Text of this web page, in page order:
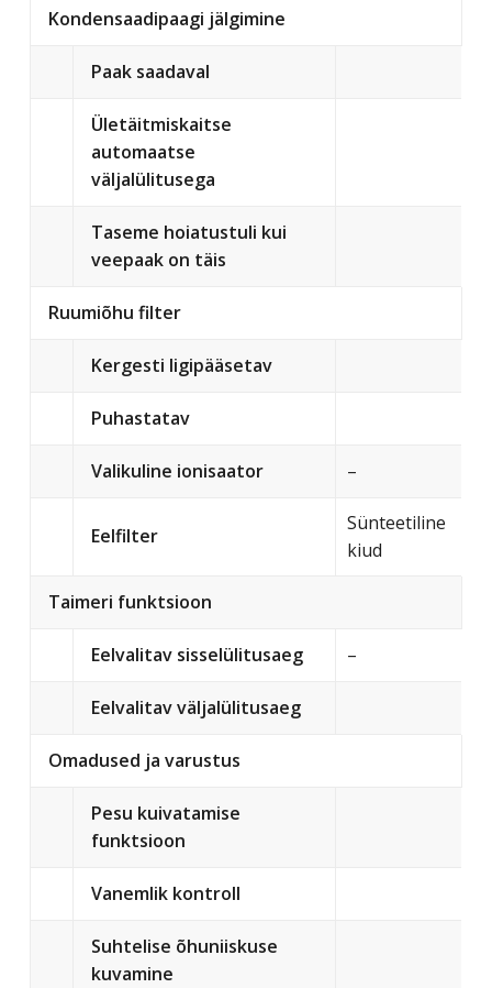
Kondensaadipaagi jälgimine
Paak saadaval
Ületäitmiskaitse
automaatse
väljalülitusega
Taseme hoiatustuli kui
veepaak on täis
Ruumiõhu filter
Kergesti ligipääsetav
Puhastatav
Valikuline ionisaator –
Eelfilter
Sünteetiline
kiud
Taimeri funktsioon
Eelvalitav sisselülitusaeg –
Eelvalitav väljalülitusaeg
Omadused ja varustus
Pesu kuivatamise
funktsioon
Vanemlik kontroll
Suhtelise õhuniiskuse
kuvamine